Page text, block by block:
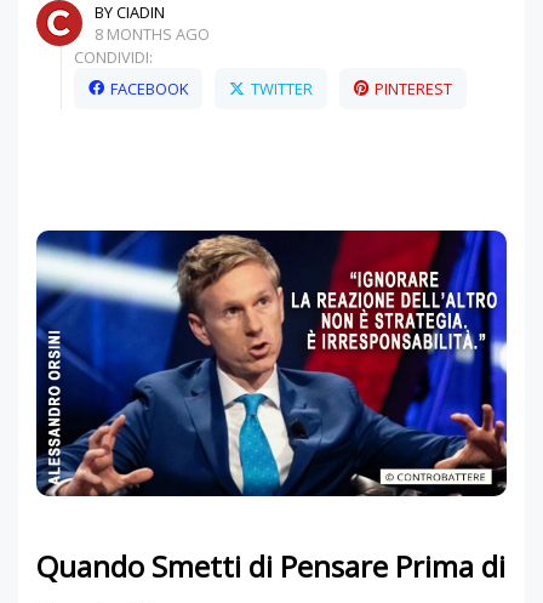
BY CIADIN
8 MONTHS AGO
CONDIVIDI:
FACEBOOK
TWITTER PINTEREST
Quando Smetti di Pensare Prima di